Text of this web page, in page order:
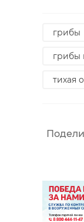
грибы
грибы
тихая